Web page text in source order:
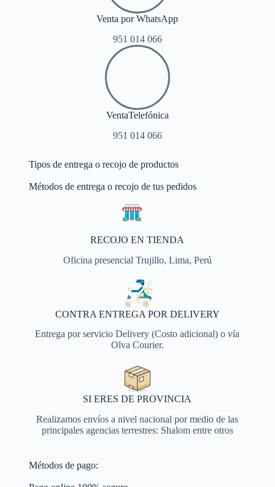
Venta por WhatsApp
951 014 066
VentaTelefónica
951 014 066
Tipos de entrega o recojo de productos
Métodos de entrega o recojo de tus pedidos
RECOJO EN TIENDA
Oficina presencial Trujillo, Lima, Perú
CONTRA ENTREGA POR DELIVERY
Entrega por servicio Delivery (Costo adicional) o vía
Olva Courier.
SI ERES DE PROVINCIA
Realizamos envíos a nivel nacional por medio de las
principales agencias terrestres: Shalom entre otros
Métodos de pago: